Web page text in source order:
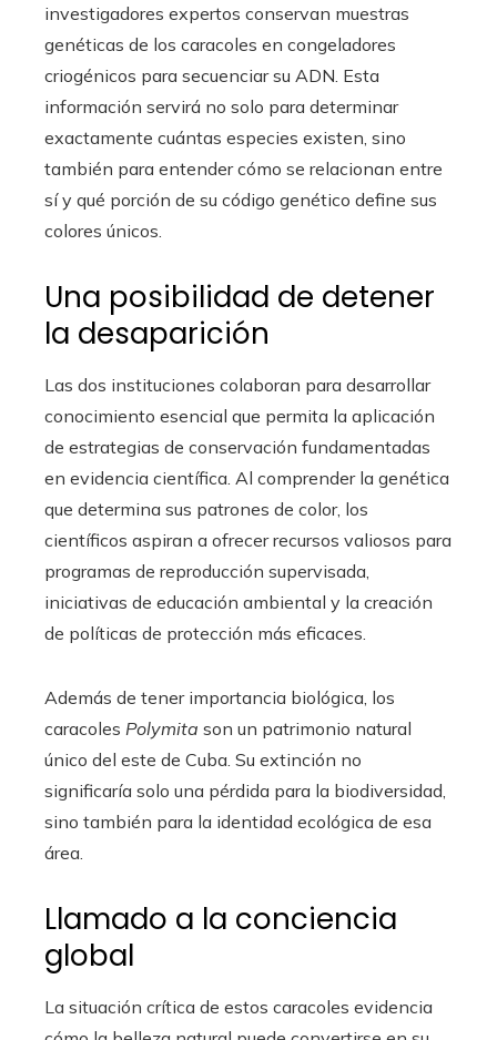
investigadores expertos conservan muestras
genéticas de los caracoles en congeladores
criogénicos para secuenciar su ADN. Esta
información servirá no solo para determinar
exactamente cuántas especies existen, sino
también para entender cómo se relacionan entre
sí y qué porción de su código genético define sus
colores únicos.
Una posibilidad de detener
la desaparición
Las dos instituciones colaboran para desarrollar
conocimiento esencial que permita la aplicación
de estrategias de conservación fundamentadas
en evidencia científica. Al comprender la genética
que determina sus patrones de color, los
científicos aspiran a ofrecer recursos valiosos para
programas de reproducción supervisada,
iniciativas de educación ambiental y la creación
de políticas de protección más eficaces.
Además de tener importancia biológica, los
caracoles Polymita son un patrimonio natural
único del este de Cuba. Su extinción no
significaría solo una pérdida para la biodiversidad,
sino también para la identidad ecológica de esa
área.
Llamado a la conciencia
global
La situación crítica de estos caracoles evidencia